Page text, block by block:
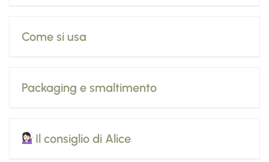
Come si usa
Packaging e smaltimento
Il consiglio di Alice